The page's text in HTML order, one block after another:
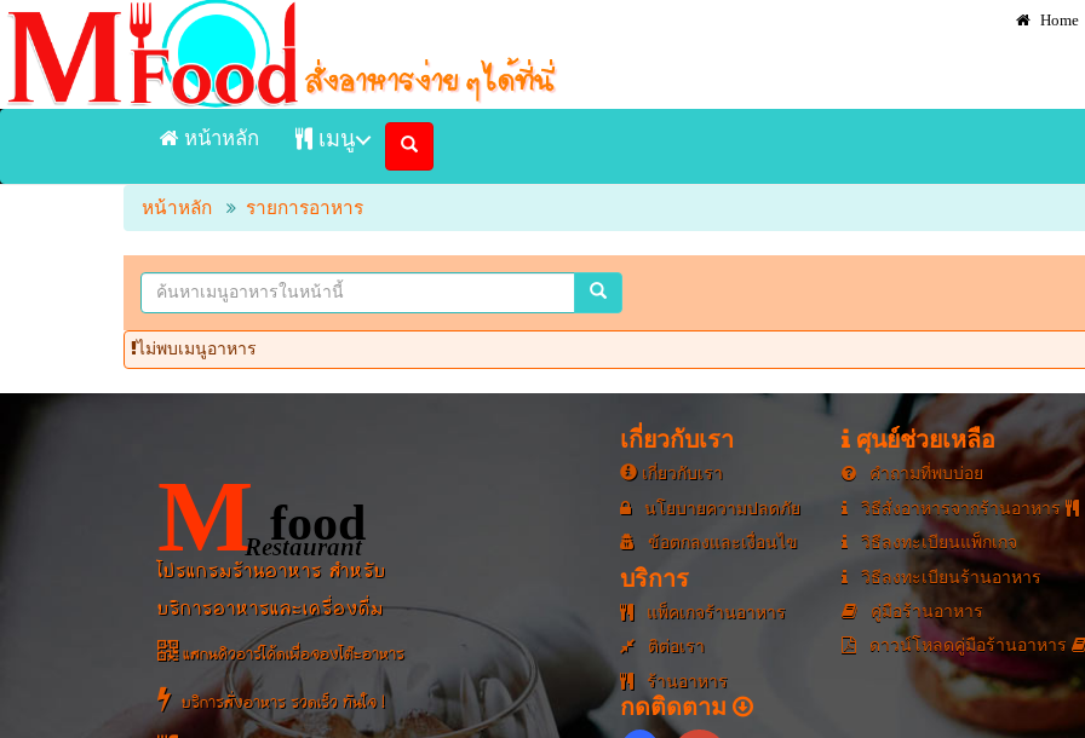
Home
หน้าหลัก เมนู
หน้าแรก
เมนูอาหารจัดส่ง Delivery
ร้านอาหาร
หน้าหลัก รายการอาหาร
ไม่พบเมนูอาหาร
M food
Restaurant
โปรแกรมร้านอาหาร สำหรับ
บริการอาหารและเครื่องดื่ม
แสกนคิวอาร์โค้ดเพื่อจองโต๊ะอาหาร
บริการสั่งอาหาร รวดเร็ว ทันใจ !
เกี่ยวกับเรา
เกี่ยวกับเรา
นโยบายความปลดภัย
ข้อตกลงและเงื่อนไข
บริการ
แพ็คเกจร้านอาหาร
ติต่อเรา
ร้านอาหาร
กดติดตาม
ศุนย์ช่วยเหลือ
คำถามที่พบบ่อย
วิธีสั่งอาหารจากร้านอาหาร
วิธีลงทะเบียนแพ็กเกจ
วิธีลงทะเบียนร้านอาหาร
คู่มือร้านอาหาร
ดาวน์โหลดคู่มือร้านอาหาร